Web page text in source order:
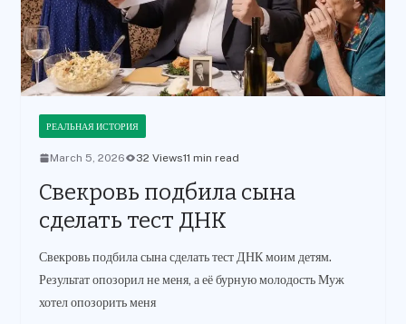
РЕАЛЬНАЯ ИСТОРИЯ
March 5, 2026 32 Views11 min read
Свекровь подбила сына
сделать тест ДНК
Свекровь подбила сына сделать тест ДНК моим детям.
Результат опозорил не меня, а её бурную молодость Муж
хотел опозорить меня